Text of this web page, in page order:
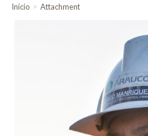
Inicio Attachment